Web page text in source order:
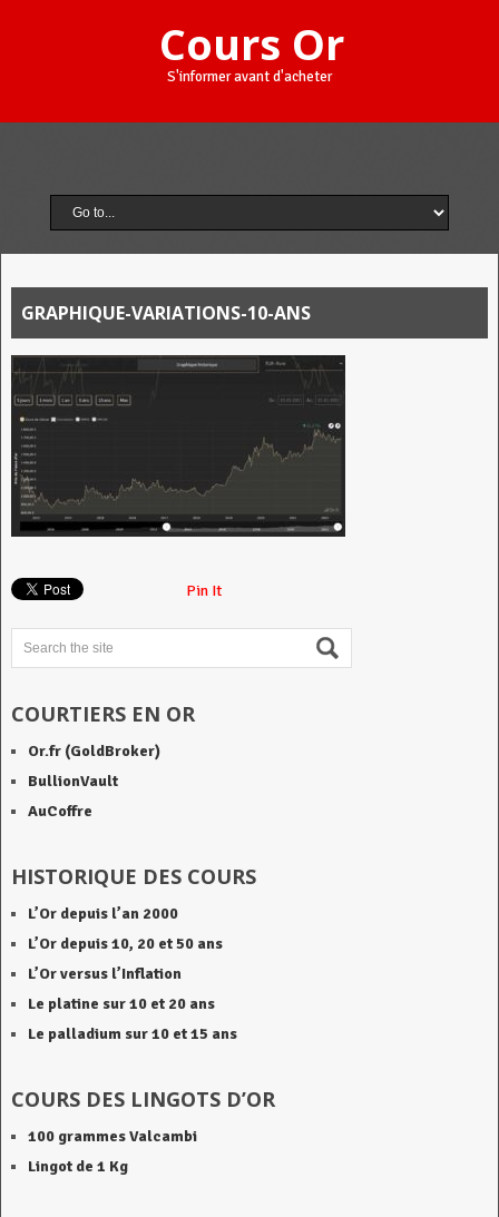
Cours Or
S'informer avant d'acheter
GRAPHIQUE-VARIATIONS-10-ANS
Pin It
COURTIERS EN OR
Or.fr (GoldBroker)
BullionVault
AuCoffre
HISTORIQUE DES COURS
L’Or depuis l’an 2000
L’Or depuis 10, 20 et 50ans
L’Or versus l’Inflation
Le platine sur 10 et 20 ans
Le palladium sur 10 et 15 ans
COURS DES LINGOTS D’OR
100 grammes Valcambi
Lingot de 1 Kg